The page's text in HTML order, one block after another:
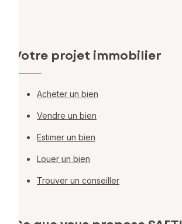
Votre projet immobilier
Acheter un bien
Vendre un bien
Estimer un bien
Louer un bien
Trouver un conseiller